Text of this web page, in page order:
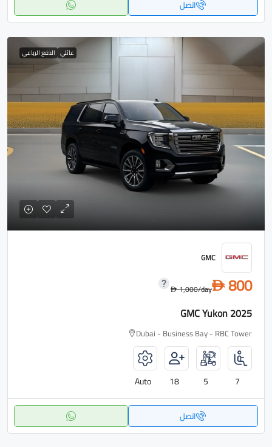
اتصل
عائلي الدفع الرباعي
GMC
D 800
D1,000/day
GMC Yukon 2025
Dubai - Business Bay - RBC Tower
7
5
18
Auto
اتصل